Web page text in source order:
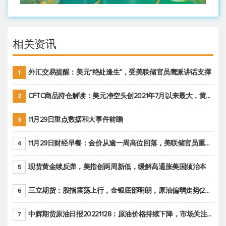
相关资讯
1 外汇交易提醒：美元“绝处逢生”，受美联储官员鹰派讲话支撑
2 CFTC商品持仓解读：美元净空头创2021年7月以来最大，黄金期货投机性净多头头寸减少
3 11月29日重点数据和大事件前瞻
4 11月29日财经早餐：金价从逾一周高位回落，美联储官员重申鹰派立场推动美元回升
5 现货黄金续反弹，美指创两周新低，缓解高通胀美国须治本
6 三立期货：股指震荡上行，金银底部明朗，原油偏弱走势(20221128收评)
7 中辉期货原油日报20221128：原油价格持续下降，市场关注OPEC+新一轮产能政策